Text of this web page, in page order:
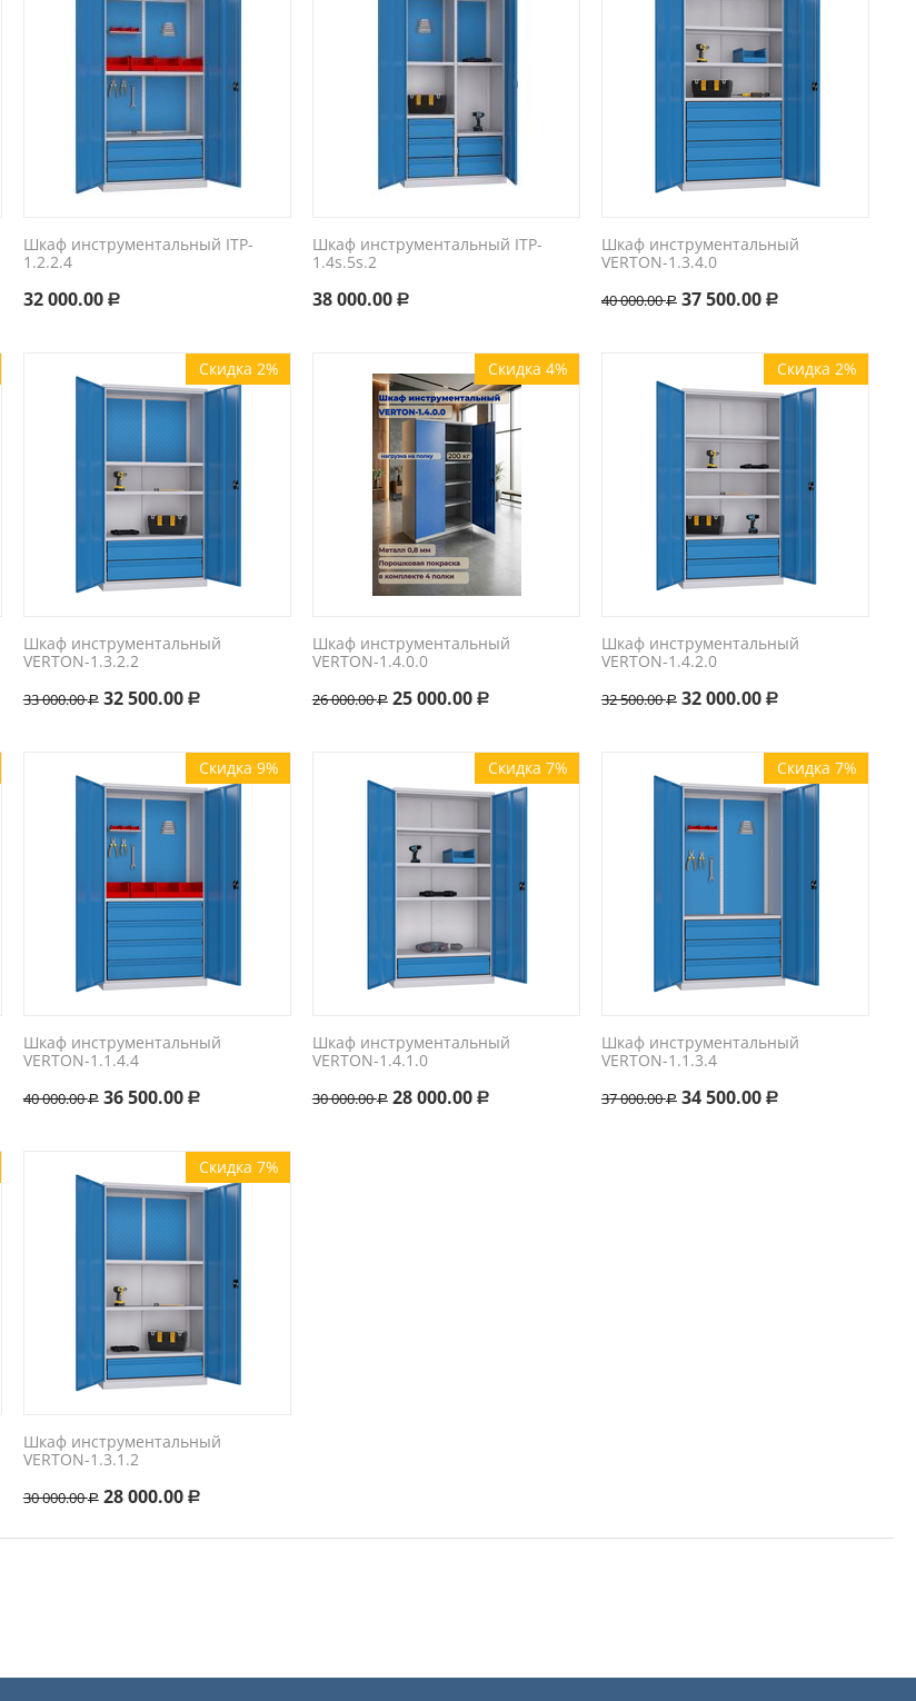
Шкаф инструментальный ITP-
1.2.2.4
32 000.00 Р
Шкаф инструментальный ITP-
1.4s.5s.2
38 000.00 Р
Шкаф инструментальный
VERTON-1.3.4.0
40 000.00 Р 37 500.00 Р
Скидка 2%
Шкаф инструментальный
VERTON-1.3.2.2
33 000.00 Р 32 500.00 Р
Скидка 4%
Шкаф инструментальный
VERTON-1.4.0.0
26 000.00 Р 25 000.00 Р
Скидка 2%
Шкаф инструментальный
VERTON-1.4.2.0
32 500.00 Р 32 000.00 Р
Скидка 9%
Шкаф инструментальный
VERTON-1.1.4.4
40 000.00 Р 36 500.00 Р
Скидка 7%
Шкаф инструментальный
VERTON-1.4.1.0
30 000.00 Р 28 000.00 Р
Скидка 7%
Шкаф инструментальный
VERTON-1.1.3.4
37 000.00 Р 34 500.00 Р
Скидка 7%
Шкаф инструментальный
VERTON-1.3.1.2
30 000.00 Р 28 000.00 Р